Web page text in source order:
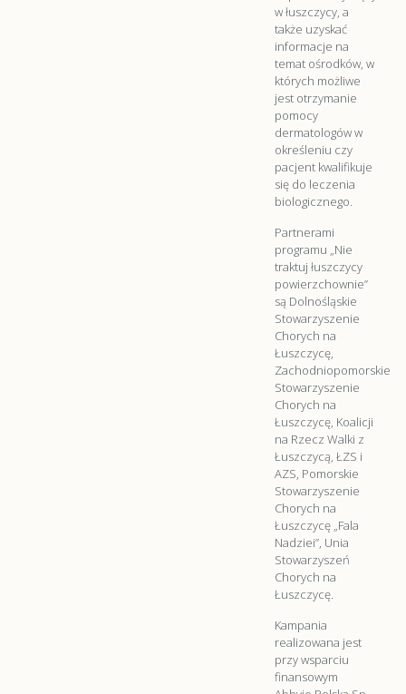
w łuszczycy, a
także uzyskać
informacje na
temat ośrodków, w
których możliwe
jest otrzymanie
pomocy
dermatologów w
określeniu czy
pacjent kwalifikuje
się do leczenia
biologicznego.
Partnerami
programu „Nie
traktuj łuszczycy
powierzchownie”
są Dolnośląskie
Stowarzyszenie
Chorych na
Łuszczycę,
Zachodniopomorskie
Stowarzyszenie
Chorych na
Łuszczycę, Koalicji
na Rzecz Walki z
Łuszczycą, ŁZS i
AZS, Pomorskie
Stowarzyszenie
Chorych na
Łuszczycę „Fala
Nadziei”, Unia
Stowarzyszeń
Chorych na
Łuszczycę.
Kampania
realizowana jest
przy wsparciu
finansowym